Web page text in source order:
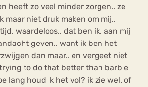
heeft zo veel minder zorgen.. ze
maar niet druk maken om mij..
waardeloos.. dat ben ik. aan mij
geven.. want ik ben het
dan maar.. en vergeet niet
to do that better than barbie
lang houd ik het vol? ik zie wel. of